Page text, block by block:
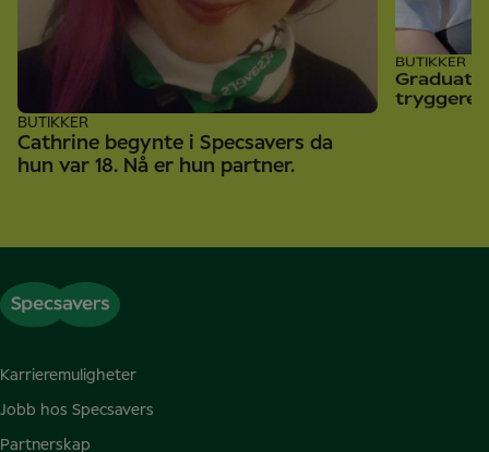
Cathrine begynte i Specsavers da
hun var 18. Nå er hun partner.
BUTIKKER
tryggere
BUTIKKER
Karrieremuligheter
Jobb hos Specsavers
Partnerskap